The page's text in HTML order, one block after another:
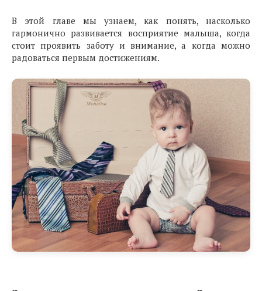
В этой главе мы узнаем, как понять, насколько
гармонично развивается восприятие малыша, когда
стоит проявить заботу и внимание, а когда можно
радоваться первым достижениям.